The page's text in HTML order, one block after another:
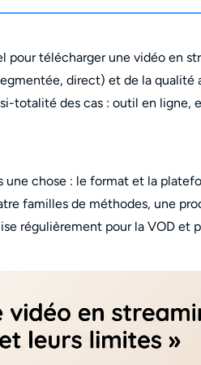
pour télécharger une vidéo en
direct) et de la qualité
totalité des cas : outil en ligne,
une chose : le format et la
familles de méthodes, une
régulièrement pour la VOD et